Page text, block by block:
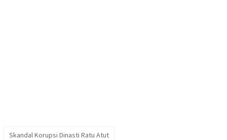
Skandal Korupsi Dinasti Ratu Atut